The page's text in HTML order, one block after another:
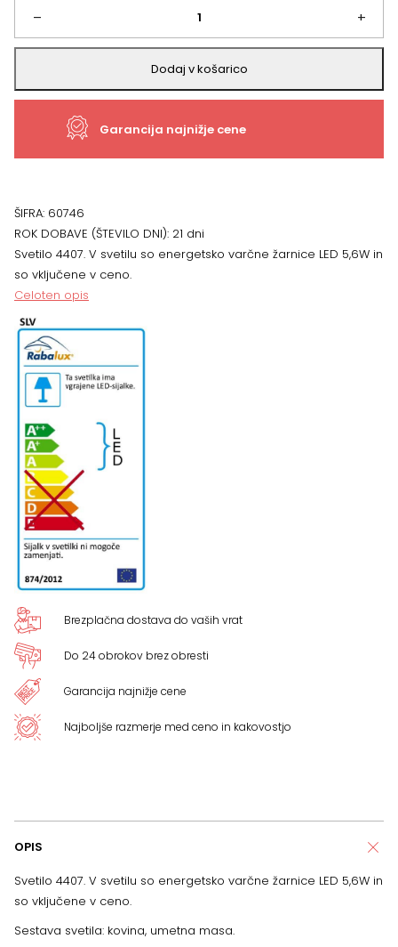
–
Svetilo
4407,
širine
in
50
cm
količina
+
Dodaj v košarico
Garancija najnižje cene
ŠIFRA: 60746
ROK DOBAVE (ŠTEVILO DNI): 21 dni
Svetilo 4407. V svetilu so energetsko varčne žarnice LED 5,6W in
so vključene v ceno.
Celoten opis
Brezplačna dostava do vaših vrat
Do 24 obrokov brez obresti
Garancija najnižje cene
Najboljše razmerje med ceno in kakovostjo
OPIS
Svetilo 4407. V svetilu so energetsko varčne žarnice LED 5,6W in
so vključene v ceno.
Sestava svetila: kovina, umetna masa.